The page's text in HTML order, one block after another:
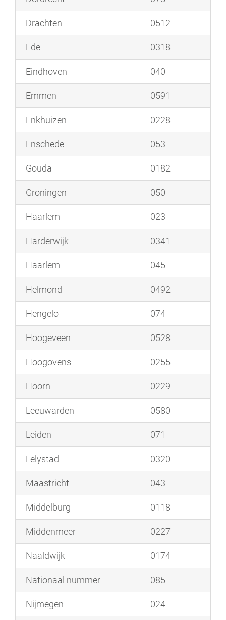
Drachten 0512
Ede 0318
Eindhoven 040
Emmen 0591
Enkhuizen 0228
Enschede 053
Gouda 0182
Groningen 050
Haarlem 023
Harderwijk 0341
Haarlem 045
Helmond 0492
Hengelo 074
Hoogeveen 0528
Hoogovens 0255
Hoorn 0229
Leeuwarden 0580
Leiden 071
Lelystad 0320
Maastricht 043
Middelburg 0118
Middenmeer 0227
Naaldwijk 0174
Nationaal nummer 085
Nijmegen 024